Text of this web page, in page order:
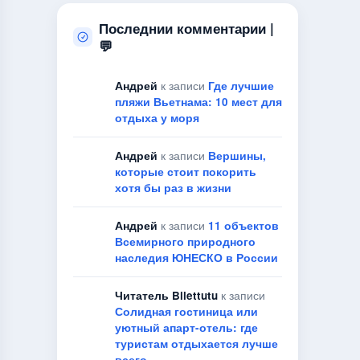
Последнии комментарии |
💬
Андрей к записи Где лучшие
пляжи Вьетнама: 10 мест для
отдыха у моря
Андрей к записи Вершины,
которые стоит покорить
хотя бы раз в жизни
Андрей к записи 11 объектов
Всемирного природного
наследия ЮНЕСКО в России
Читатель Bilettutu к записи
Солидная гостиница или
уютный апарт-отель: где
туристам отдыхается лучше